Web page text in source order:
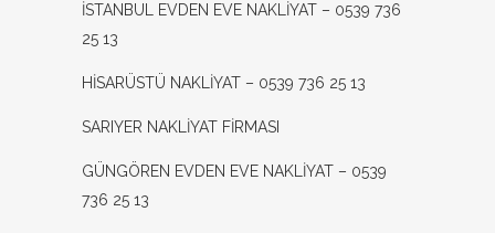
İSTANBUL EVDEN EVE NAKLİYAT – 0539 736
25 13
HİSARÜSTÜ NAKLİYAT – 0539 736 25 13
SARIYER NAKLİYAT FİRMASI
GÜNGÖREN EVDEN EVE NAKLİYAT – 0539
736 25 13